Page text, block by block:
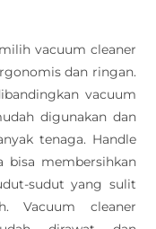
vacuum cleaner
dan ringan.
vacuum
digunakan dan
tenaga. Handle
bisa membersihkan
sudut yang sulit
Vacuum cleaner